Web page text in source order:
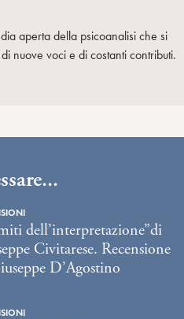
aperta della psicoanalisi che si
nuove voci e di costanti contributi.
dell’interpretazione”di
Civitarese. Recensione
D’Agostino